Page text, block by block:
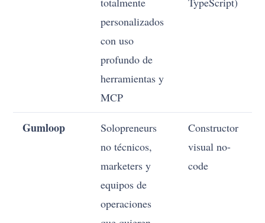
personalizados
con uso
profundo de
herramientas y
MCP
Gumloop
Solopreneurs
no técnicos,
marketers y
equipos de
operaciones
Constructor
visual no-
code